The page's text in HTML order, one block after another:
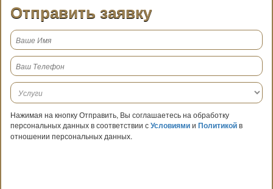
Отправить заявку
Нажимая на кнопку Отправить, Вы соглашаетесь на обработку
персональных данных в соответствии сУсловиямии Политикойв
отношении персональных данных.